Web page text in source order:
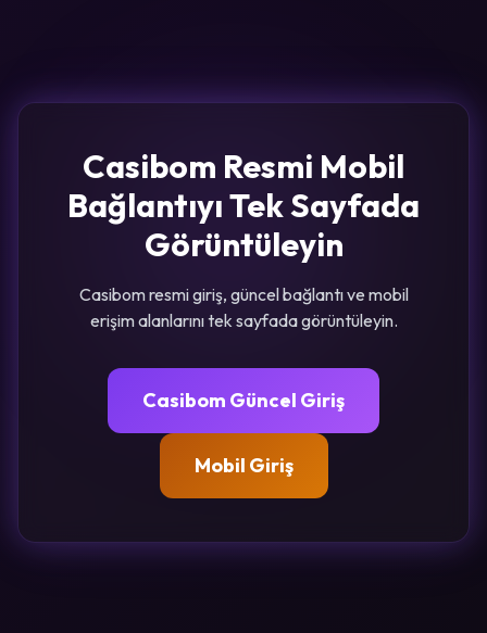
Casibom Resmi Mobil
Bağlantıyı Tek Sayfada
Görüntüleyin
Casibom resmi giriş, güncel bağlantı ve mobil
erişim alanlarını tek sayfada görüntüleyin.
Casibom Güncel Giriş
Mobil Giriş